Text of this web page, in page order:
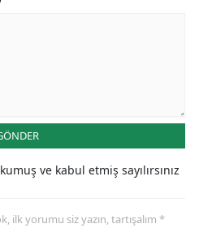
ve kabul etmiş sayılırsınız
ilk yorumu siz yazın, tartışalım *